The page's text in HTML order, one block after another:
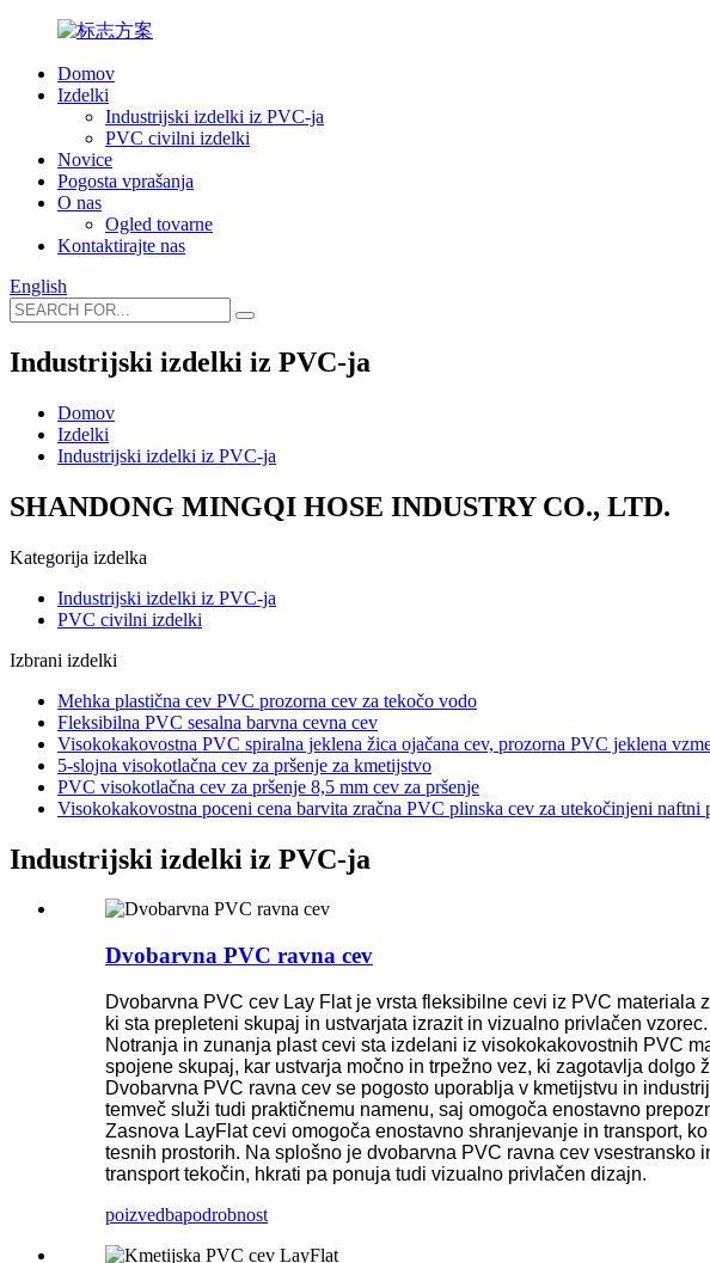
Domov
Izdelki
Industrijski izdelki iz PVC-ja
PVC civilni izdelki
Novice
Pogosta vprašanja
O nas
Ogled tovarne
Kontaktirajte nas
English
Industrijski izdelki iz PVC-ja
Domov
Izdelki
Industrijski izdelki iz PVC-ja
SHANDONG MINGQI HOSE INDUSTRY CO., LTD.
Kategorija izdelka
Industrijski izdelki iz PVC-ja
PVC civilni izdelki
Izbrani izdelki
Mehka plastična cev PVC prozorna cev za tekočo vodo
Fleksibilna PVC sesalna barvna cevna cev
Visokokakovostna PVC spiralna jeklena žica ojačana cev, prozorna PVC jeklena
5-slojna visokotlačna cev za pršenje za kmetijstvo
PVC visokotlačna cev za pršenje 8,5 mm cev za pršenje
Visokokakovostna poceni cena barvita zračna PVC plinska cev za utekočinjeni naftni
Industrijski izdelki iz PVC-ja
Dvobarvna PVC ravna cev
Dvobarvna PVC cev Lay Flat je vrsta fleksibilne cevi iz PVC
ki sta prepleteni skupaj in ustvarjata izrazit in vizualno privlačen vzorec.
Notranja in zunanja plast cevi sta izdelani iz visokokakovostnih PVC
spojene skupaj, kar ustvarja močno in trpežno vez, ki zagotavlja dolgo
Dvobarvna PVC ravna cev se pogosto uporablja v kmetijstvu in
temveč služi tudi praktičnemu namenu, saj omogoča enostavno
Zasnova LayFlat cevi omogoča enostavno shranjevanje in transport,
tesnih prostorih. Na splošno je dvobarvna PVC ravna cev
transport tekočin, hkrati pa ponuja tudi vizualno privlačen dizajn.
poizvedbapodrobnost